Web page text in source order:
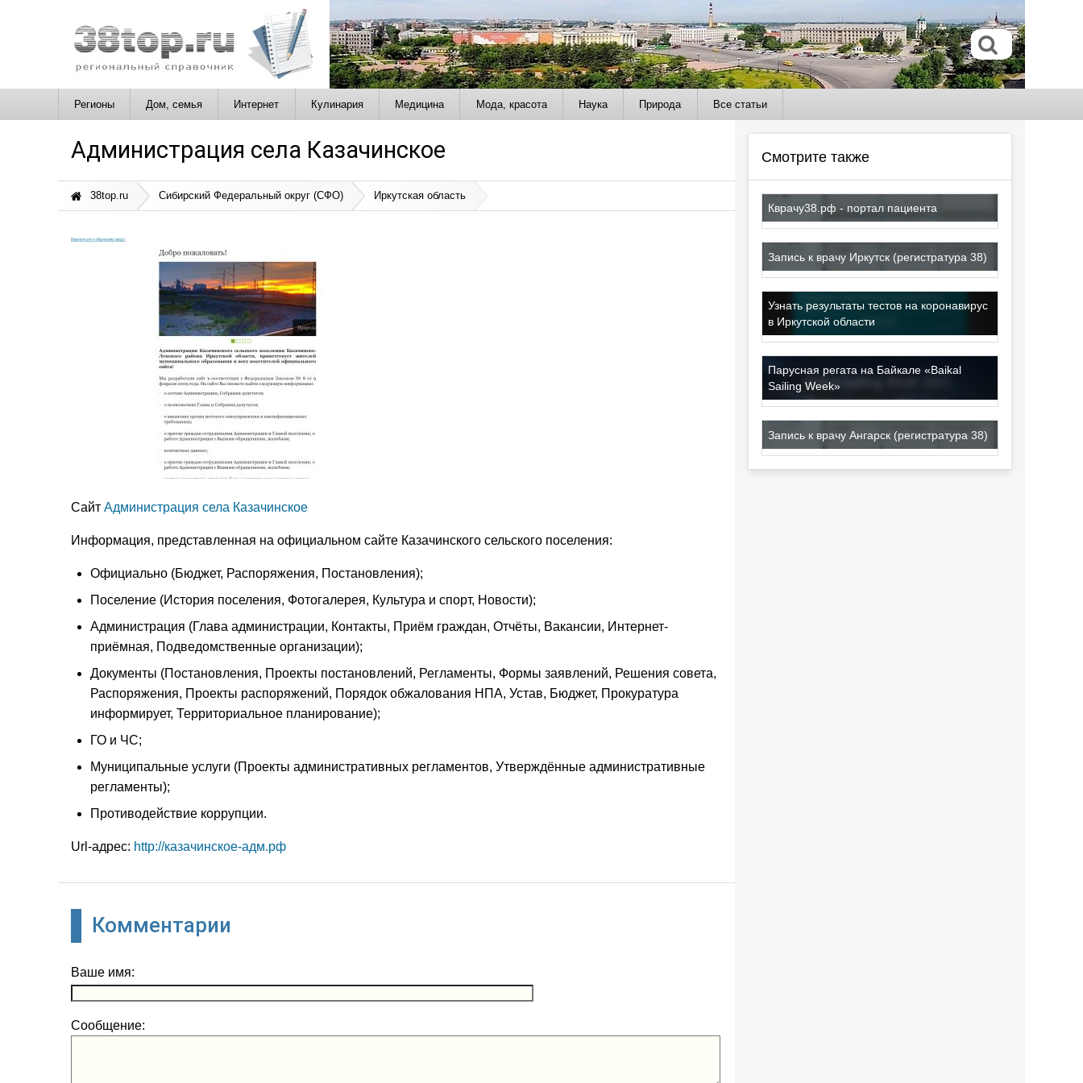
Регионы Дом, семья Интернет Кулинария Медицина Мода, красота Наука Природа Все статьи
Администрация села Казачинское
38top.ru Сибирский Федеральный округ (СФО) Иркутская область
Сайт Администрация села Казачинское
Информация, представленная на официальном сайте Казачинского сельского поселения:
Официально (Бюджет, Распоряжения, Постановления);
Поселение (История поселения, Фотогалерея, Культура и спорт, Новости);
Администрация (Глава администрации, Контакты, Приём граждан, Отчёты, Вакансии, Интернет-
приёмная, Подведомственные организации);
Документы (Постановления, Проекты постановлений, Регламенты, Формы заявлений, Решения совета,
Распоряжения, Проекты распоряжений, Порядок обжалования НПА, Устав, Бюджет, Прокуратура
информирует, Территориальное планирование);
ГО и ЧС;
Муниципальные услуги (Проекты административных регламентов, Утверждённые административные
регламенты);
Противодействие коррупции.
Url-адрес: http://казачинское-адм.рф
Комментарии
Ваше имя:
Сообщение:
Смотрите также
Кврачу38.рф - портал пациента
Запись к врачу Иркутск (регистратура 38)
Узнать результаты тестов на коронавирус
в Иркутской области
Парусная регата на Байкале «Baikal
Sailing Week»
Запись к врачу Ангарск (регистратура 38)